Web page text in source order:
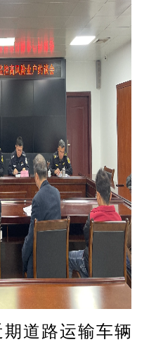
道路运输车辆